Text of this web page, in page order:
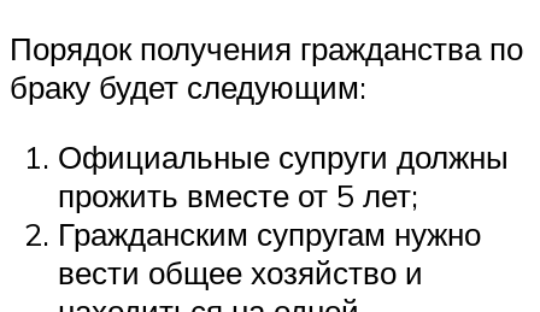
Порядок получения гражданства по
браку будет следующим:
Официальные супруги должны
прожить вместе от 5 лет;
Гражданским супругам нужно
вести общее хозяйство и